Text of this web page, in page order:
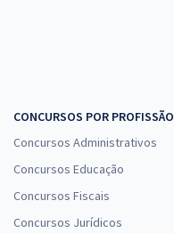
CONCURSOS POR PROFISSÃO
Concursos Administrativos
Concursos Educação
Concursos Fiscais
Concursos Jurídicos